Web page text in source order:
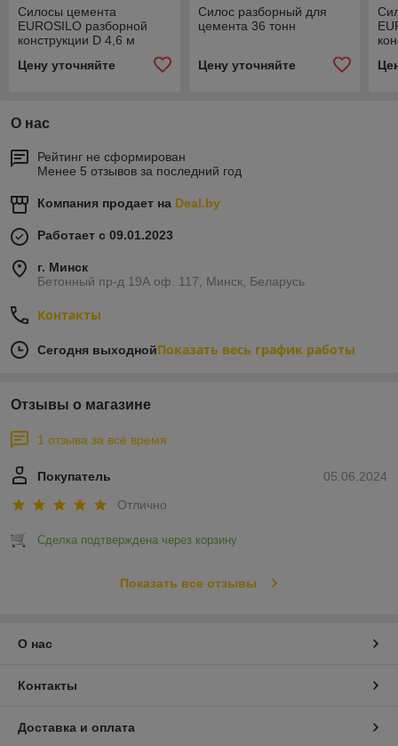
Силосы цемента
EUROSILO разборной
конструкции D 4,6 м
Цену уточняйте
Силос разборный для
цемента 36 тонн
Цену уточняйте
О нас
Рейтинг не сформирован
Менее 5 отзывов за последний год
Компания продает на Deal.by
Работает с 09.01.2023
г. Минск
Бетонный пр-д 19А оф. 117, Минск, Беларусь
Контакты
Сегодня выходнойПоказать весь график работы
Отзывы о магазине
1 отзыва за всё время
05.06.2024
Покупатель
Отлично
Сделка подтверждена через корзину
Показать все отзывы
О нас
Контакты
Доставка и оплата